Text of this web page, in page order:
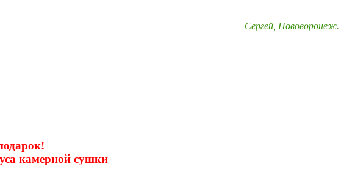
Сергей, Нововоронеж.
камерной сушки